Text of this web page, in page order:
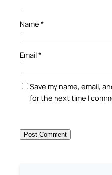
Name *
Email*
Save my name, email,
for the next time I